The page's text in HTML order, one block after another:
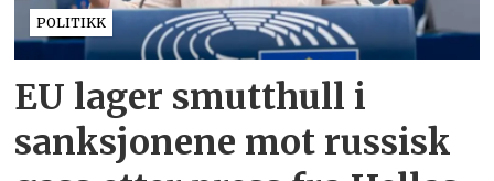
POLITIKK
EU lager smutthull i
sanksjonene mot russisk